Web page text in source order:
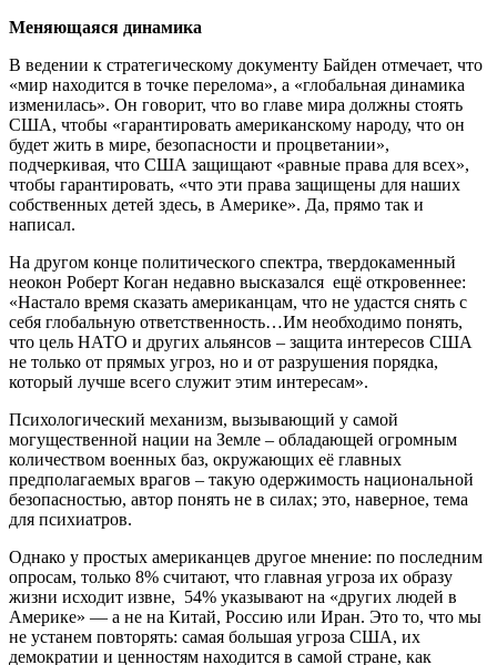
Меняющаяся динамика
В ведении к стратегическому документу Байден отмечает, что
«мир находится в точке перелома», а «глобальная динамика
изменилась». Он говорит, что во главе мира должны стоять
США, чтобы «гарантировать американскому народу, что он
будет жить в мире, безопасности и процветании»,
подчеркивая, что США защищают «равные права для всех»,
чтобы гарантировать, «что эти права защищены для наших
собственных детей здесь, в Америке». Да, прямо так и
написал.
На другом конце политического спектра, твердокаменный
неокон Роберт Коган недавно высказался ещё откровеннее:
«Настало время сказать американцам, что не удастся снять с
себя глобальную ответственность…Им необходимо понять,
что цель НАТО и других альянсов – защита интересов США
не только от прямых угроз, но и от разрушения порядка,
который лучше всего служит этим интересам».
Психологический механизм, вызывающий у самой
могущественной нации на Земле – обладающей огромным
количеством военных баз, окружающих её главных
предполагаемых врагов – такую одержимость национальной
безопасностью, автор понять не в силах; это, наверное, тема
для психиатров.
Однако у простых американцев другое мнение: по последним
опросам, только 8% считают, что главная угроза их образу
жизни исходит извне, 54% указывают на «других людей в
Америке» — а не на Китай, Россию или Иран. Это то, что мы
не устанем повторять: самая большая угроза США, их
демократии и ценностям находится в самой стране, как